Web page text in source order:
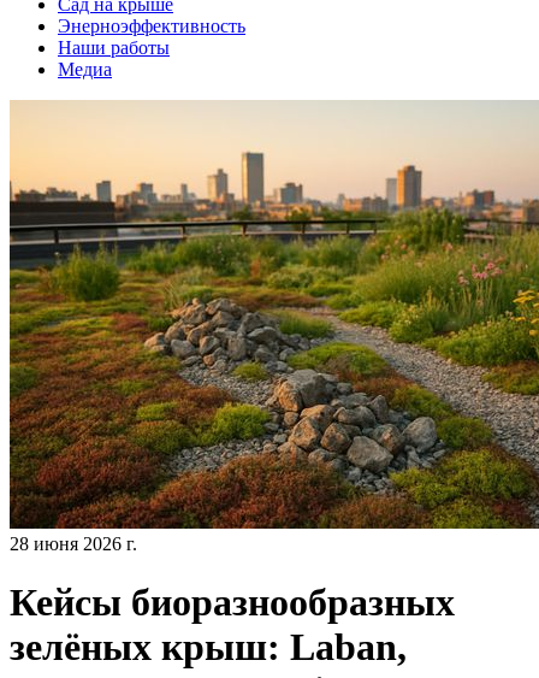
Сад на крыше
Энерноэффективность
Наши работы
Медиа
28 июня 2026 г.
Кейсы биоразнообразных
зелёных крыш: Laban,